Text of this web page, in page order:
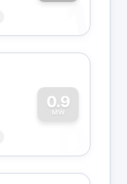
1
0.9
MW
0